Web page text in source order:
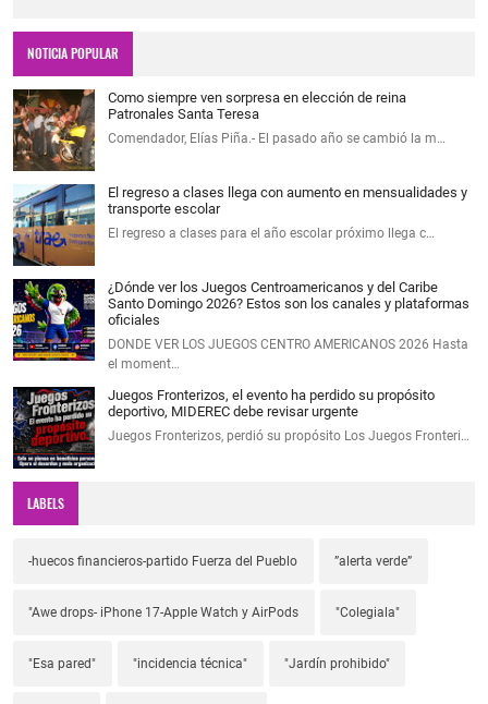
NOTICIA POPULAR
Como siempre ven sorpresa en elección de reina
Patronales Santa Teresa
Comendador, Elías Piña.- El pasado año se cambió la m…
El regreso a clases llega con aumento en mensualidades y
transporte escolar
El regreso a clases para el año escolar próximo llega c…
¿Dónde ver los Juegos Centroamericanos y del Caribe
Santo Domingo 2026? Estos son los canales y plataformas
oficiales
DONDE VER LOS JUEGOS CENTRO AMERICANOS 2026 Hasta
el moment…
Juegos Fronterizos, el evento ha perdido su propósito
deportivo, MIDEREC debe revisar urgente
Juegos Fronterizos, perdió su propósito Los Juegos Fronteri…
LABELS
-huecos financieros-partido Fuerza del Pueblo ”alerta verde”
"Awe drops- iPhone 17-Apple Watch y AirPods "Colegiala"
"Esa pared" "incidencia técnica" "Jardín prohibido"